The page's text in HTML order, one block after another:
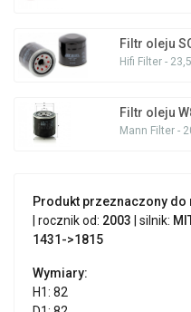
Filtr oleju
Hifi Filter -
Filtr oleju
Mann Filter -
Produkt przeznaczony do
| rocznik od: 2003 | silnik:
1431->1815
Wymiary:
H1: 82